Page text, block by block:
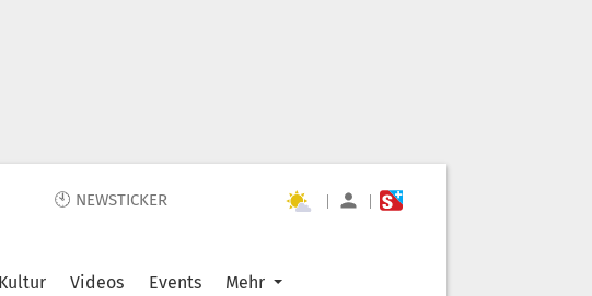
🕙 NEWSTICKER | |
Kultur Videos Events Mehr